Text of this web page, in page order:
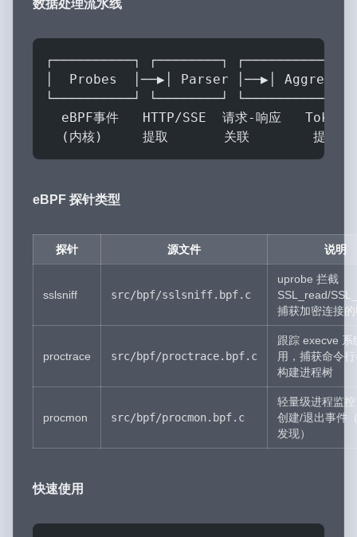
数据处理流水线
┌──────────┐ ┌────────┐
│  Probes  │──▶│ Parser │──▶│
└──────────┘ └────────┘
eBPF事件   HTTP/SSE  请求-响应   Token/
(内核)     提取       关联        提取
eBPF 探针类型
探针 源文件 说明
sslsniff src/bpf/sslsniff.bpf.c
uprobe 拦截
SSL_read/
捕获加密连接
proctrace src/bpf/proctrace.bpf.c
跟踪 execve 系
用，捕获命令
构建进程树
procmon src/bpf/procmon.bpf.c
轻量级进程监
创建/退出事件
发现）
快速使用